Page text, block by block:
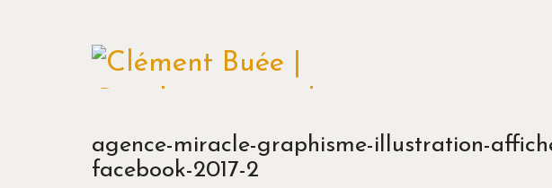
agence-miracle-graphisme-illustration-
facebook-2017-2